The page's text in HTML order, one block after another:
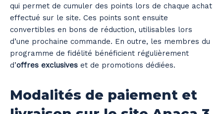
qui permet de cumuler des points lors de chaque achat
effectué sur le site. Ces points sont ensuite
convertibles en bons de réduction, utilisables lors
d’une prochaine commande. En outre, les membres du
programme de fidélité bénéficient régulièrement
d’offres exclusives et de promotions dédiées.
Modalités de paiement et